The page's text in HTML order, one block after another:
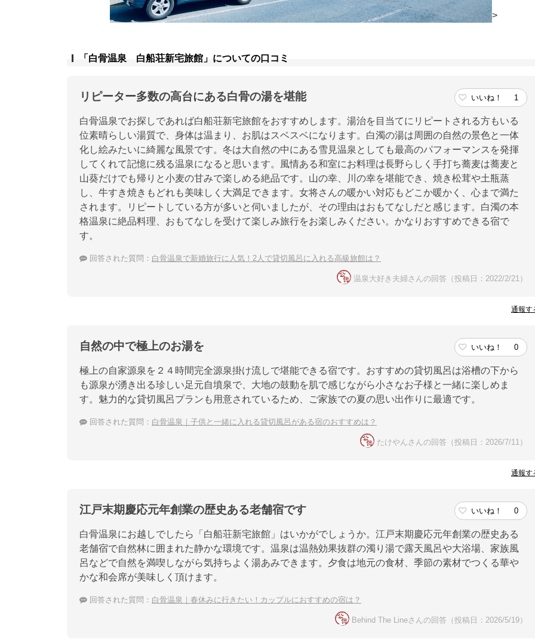
>
「白骨温泉 白船荘新宅旅館」についての口コミ
リピーター多数の高台にある白骨の湯を堪能 いいね！ 1
白骨温泉でお探しであれば白船荘新宅旅館をおすすめします。湯治を目当てにリピートされる方もいる
位素晴らしい湯質で、身体は温まり、お肌はスベスベになります。白濁の湯は周囲の自然の景色と一体
化し絵みたいに綺麗な風景です。冬は大自然の中にある雪見温泉としても最高のパフォーマンスを発揮
してくれて記憶に残る温泉になると思います。風情ある和室にお料理は長野らしく手打ち蕎麦は蕎麦と
山葵だけでも帰りと小麦の甘みで楽しめる絶品です。山の幸、川の幸を堪能でき、焼き松茸や土瓶蒸
し、牛すき焼きもどれも美味しく大満足できます。女将さんの暖かい対応もどこか暖かく、心まで満た
されます。リピートしている方が多いと伺いましたが、その理由はおもてなしだと感じます。白濁の本
格温泉に絶品料理、おもてなしを受けて楽しみ旅行をお楽しみください。かなりおすすめできる宿で
す。
回答された質問： 白骨温泉で新婚旅行に人気！2人で貸切風呂に入れる高級旅館は？
温泉大好き夫婦さんの回答（投稿日：2022/2/21）
通報す
自然の中で極上のお湯を いいね！ 0
極上の自家源泉を２４時間完全源泉掛け流しで堪能できる宿です。おすすめの貸切風呂は浴槽の下から
も源泉が湧き出る珍しい足元自墳泉で、大地の鼓動を肌で感じながら小さなお子様と一緒に楽しめま
す。魅力的な貸切風呂プランも用意されているため、ご家族での夏の思い出作りに最適です。
回答された質問： 白骨温泉｜子供と一緒に入れる貸切風呂がある宿のおすすめは？
たけやんさんの回答（投稿日：2026/7/11）
通報す
江戸末期慶応元年創業の歴史ある老舗宿です いいね！ 0
白骨温泉にお越しでしたら「白船荘新宅旅館」はいかがでしょうか。江戸末期慶応元年創業の歴史ある
老舗宿で自然林に囲まれた静かな環境です。温泉は温熱効果抜群の濁り湯で露天風呂や大浴場、家族風
呂などで自然を満喫しながら気持ちよく湯あみできます。夕食は地元の食材、季節の素材でつくる華や
かな和会席が美味しく頂けます。
回答された質問： 白骨温泉｜春休みに行きたい！カップルにおすすめの宿は？
Behind The Lineさんの回答（投稿日：2026/5/19）